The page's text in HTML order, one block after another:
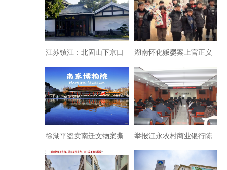
江苏镇江：北固山下京口
江湾楼餐饮店 存多项违法
嫌疑
湖南怀化贩婴案上官正义
举报有功为何反被警方扣
留
徐湖平盗卖南迁文物案撕
开文物保护领域权力贪腐
举报江永农村商业银行陈
治海等人非法放贷